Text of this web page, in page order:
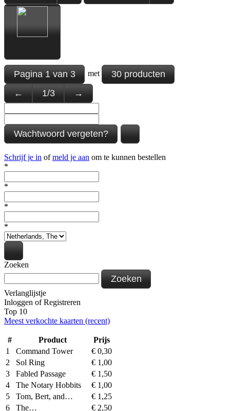
Pagina1van3 met
30 producten
←
1/3 →
Wachtwoord vergeten?
Schrijf je in ofmeld je aan om te kunnen bestellen
*
*
*
*
Zoeken
Zoeken
Verlanglijstje
Inloggen ofRegistreren
Top 10
Meest verkochte kaarten (recent)
# Product
Prijs
1
Command Tower € 0,30
2
Sol Ring € 1,00
3
Fabled Passage € 1,50
4
The Notary Hobbits € 1,00
5
Tom, Bert, and… € 1,25
6
The… € 2,50